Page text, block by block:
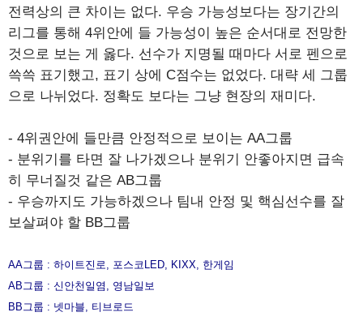
전력상의 큰 차이는 없다. 우승 가능성보다는 장기간의
리그를 통해 4위안에 들 가능성이 높은 순서대로 전망한
것으로 보는 게 옳다. 선수가 지명될 때마다 서로 펜으로
쓱쓱 표기했고, 표기 상에 C점수는 없었다. 대략 세 그룹
으로 나뉘었다. 정확도 보다는 그냥 현장의 재미다.
- 4위권안에 들만큼 안정적으로 보이는 AA그룹
- 분위기를 타면 잘 나가겠으나 분위기 안좋아지면 급속
히 무너질것 같은 AB그룹
- 우승까지도 가능하겠으나 팀내 안정 및 핵심선수를 잘
보살펴야 할 BB그룹
AA그룹 : 하이트진로, 포스코LED, KIXX, 한게임
AB그룹 : 신안천일염, 영남일보
BB그룹 : 넷마블, 티브로드